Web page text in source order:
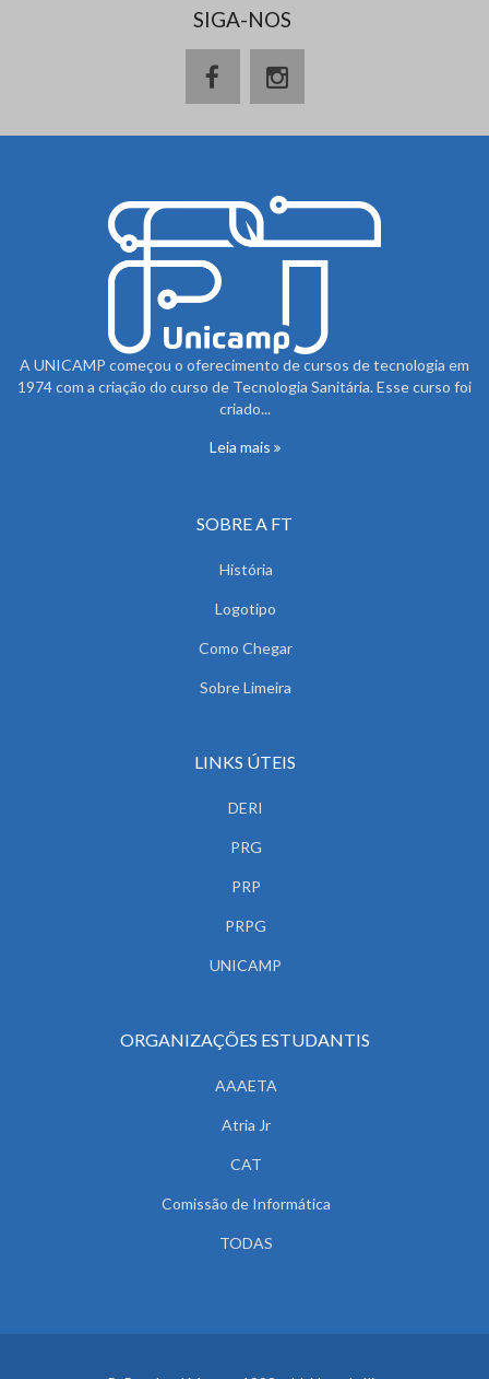
SIGA-NOS
A UNICAMP começou o oferecimento de cursos de tecnologia em
1974 com a criação do curso de Tecnologia Sanitária. Esse curso foi
criado...
Leia mais
SOBRE A FT
História
Logotipo
Como Chegar
Sobre Limeira
LINKS ÚTEIS
DERI
PRG
PRP
PRPG
UNICAMP
ORGANIZAÇÕES ESTUDANTIS
AAAETA
Atria Jr
CAT
Comissão de Informática
TODAS